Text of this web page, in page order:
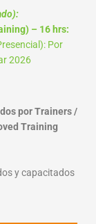
– 16 hrs:
Por
2026
por Trainers /
Training
y capacitados